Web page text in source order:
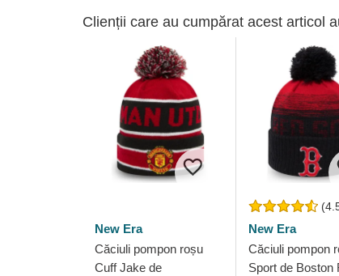
Clienții care au cumpărat acest articol
New Era
Căciuli pompon roșu
Cuff Jake de
New Era
Căciuli pompon
Sport de Boston